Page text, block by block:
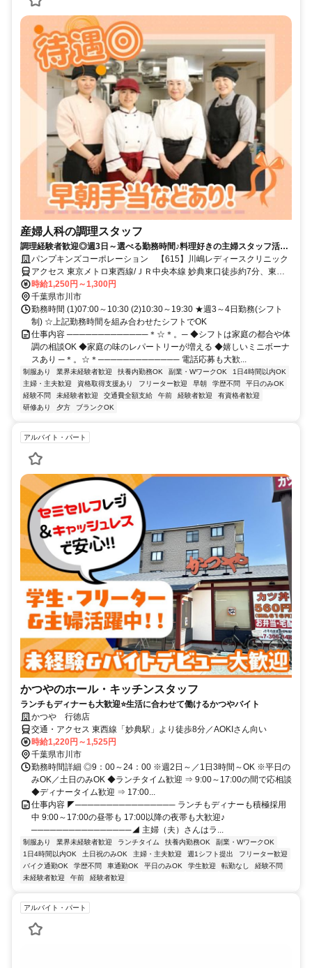
産婦人科の調理スタッフ
調理経験者歓迎◎週3日～選べる勤務時間♪料理好きの主婦スタッフ活躍
中！パンプキンズコーポレーション 【615】川嶋レディースクリニック
アクセス 東京メトロ東西線/ＪＲ中央本線 妙典東口徒歩約7分、東京
メトロ東西線/ＪＲ中央本線 行徳徒歩約25分、東京メトロ東西線/ＪＲ
中央本線 原木中山西口徒歩約33分
時給1,250円～1,300円
千葉県市川市
勤務時間 (1)07:00～10:30 (2)10:30～19:30 ★週3～4日勤務(シフト
制) ☆上記勤務時間を組み合わせたシフトでOK
仕事内容 ─────────────＊☆＊。─ ◆シフトは家庭の都合や体
調の相談OK ◆家庭の味のレパートリーが増える ◆嬉しいミニボーナ
スあり ─＊。☆＊───────────── 電話応募も大歓...
制服あり 業界未経験者歓迎 扶養内勤務OK 副業・WワークOK
1日4時間以内OK
主婦・主夫歓迎
資格取得支援あり フリーター歓迎 早朝 学歴不問
平日のみOK
経験不問
未経験者歓迎 交通費全額支給 午前 経験者歓迎
有資格者歓迎
研修あり
夕方 ブランクOK
アルバイト・パート
かつやのホール・キッチンスタッフ
ランチもディナーも大歓迎⭐生活に合わせて働けるかつやバイト
かつや 行徳店
交通・アクセス 東西線「妙典駅」より徒歩8分／AOKIさん向い
時給1,220円～1,525円
千葉県市川市
勤務時間詳細 ◎9：00～24：00 ※週2日～／1日3時間～OK ※平日の
みOK／土日のみOK ◆ランチタイム歓迎 ⇒ 9:00～17:00の間で応相談
◆ディナータイム歓迎 ⇒ 17:00...
仕事内容 ◤──────────────── ランチもディナーも積極採用
中 9:00～17:00の昼帯も 17:00以降の夜帯も大歓迎♪
────────────────◢ 主婦（夫）さんはラ...
制服あり 業界未経験者歓迎 ランチタイム 扶養内勤務OK
副業・WワークOK
1日4時間以内OK
土日祝のみOK 主婦・主夫歓迎 週1シフト提出
フリーター歓迎
バイク通勤OK
学歴不問 車通勤OK 平日のみOK 学生歓迎 転勤なし
経験不問
未経験者歓迎
午前 経験者歓迎
アルバイト・パート